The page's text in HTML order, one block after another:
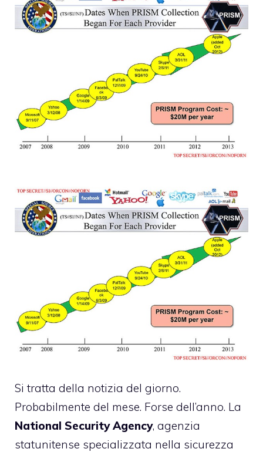
Si tratta della notizia del giorno.
Probabilmente del mese. Forse dell’anno. La
National Security Agency, agenzia
statunitense specializzata nella sicurezza